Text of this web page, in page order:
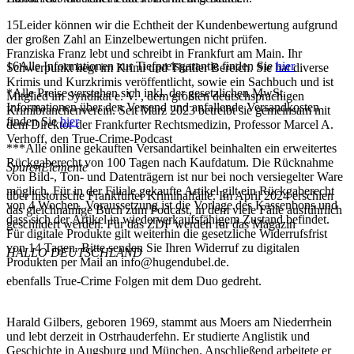
Franziska Franz lebt und schreibt in Frankfurt am Main. Ihr
Schwerpunkt liegt im Krimi und Thriller Bereich. Sie hat diverse
Krimis und Kurzkrimis veröffentlicht, sowie ein Sachbuch und ist
Mitglied im Syndikat e. V. , dem größten deutschsprachigen
Krimibranchenverein. Seit März 2023 betreibt sie gemeinsam mit
dem Direktor der Frankfurter Rechtsmedizin, Professor Marcel A.
Verhoff, den True-Crime-Podcast
SpurenElemente
über historische Frankfurter Kriminalfälle. Im April 2024 erschien
das gleichnamige Buch zum Podcast, in dem viele Fälle ausführlich
geschildert werden. Für das ZDF werden für das Magazin
HALLO DEUTSCHLAND
ebenfalls True-Crime Folgen mit dem Duo gedreht.
Harald Gilbers, geboren 1969, stammt aus Moers am Niederrhein
und lebt derzeit in Ostrhauderfehn. Er studierte Anglistik und
Geschichte in Augsburg und München. Anschließend arbeitete er
15Leider können wir die Echtheit der Kundenbewertung aufgrund
der großen Zahl an Einzelbewertungen nicht prüfen.
16Alle Informationen zur Tiefpreisgarantie finden Sie hier
*Alle Preise verstehen sich inkl. der gesetzlichen MwSt.
Informationen über den Versand und anfallende Versandkosten
finden Sie hier
***Alle online gekauften Versandartikel beinhalten ein erweitertes
Rückgaberecht von 100 Tagen nach Kaufdatum. Die Rücknahme
von Bild-, Ton- und Datenträgern ist nur bei noch versiegelter Ware
möglich. Für in der Filiale gekaufte Artikel gilt ein Rückgaberecht
von 4 Wochen. Voraussetzung ist die Vorlage des Kassenbons und
dass sich der Artikel in wiederverkaufsfähigem Zustand befindet.
Für digitale Produkte gilt weiterhin die gesetzliche Widerrufsfrist
von 14 Tagen. Bitte senden Sie Ihren Widerruf zu digitalen
Produkten per Mail an info@hugendubel.de.